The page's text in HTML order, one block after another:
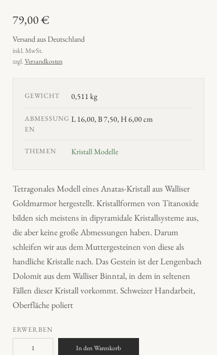
79,00€
Versand aus Deutschland
inkl. MwSt.
zzgl.Versandkosten
GEWICHT 0,511 kg
ABMESSUNG
EN
L 16,00, B 7,50, H 6,00 cm
THEMEN Kristall Modelle
Tetragonales Modell eines Anatas-Kristall aus Walliser
Goldmarmor hergestellt. Kristallformen von Titanoxide
bilden sich meistens in dipyramidale Kristallsysteme aus,
die aber keine große Abmessungen haben. Darum
schleifen wir aus dem Muttergesteinen von diese als
handliche Kristalle nach. Das Gestein ist der Lengenbach
Dolomit aus dem Walliser Binntal, in dem in seltenen
Fällen dieser Kristall vorkommt. Schweizer Handarbeit,
Oberfläche poliert
ERWERBEN
In den Warenkorb